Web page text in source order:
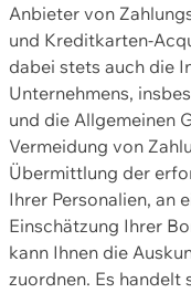
Anbieter von
und Kreditkarten-
dabei stets auch die
Unternehmens,
und die Allgemeinen
Vermeidung von
Übermittlung der
Ihrer Personalien, an
Einschätzung Ihrer
kann Ihnen die
zuordnen. Es handelt